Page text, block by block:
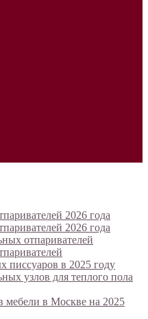
2026 года
2026 года
отпаривателей
писсуаров в 2025 году
узлов для теплого пола
мебели в Москве на 2025